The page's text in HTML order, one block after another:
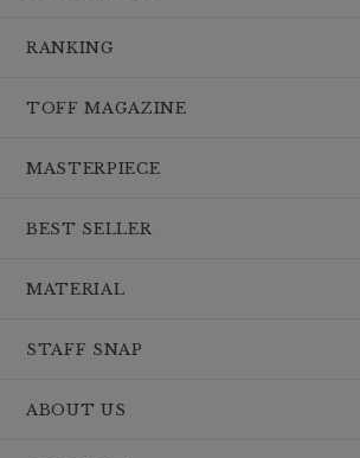
RANKING
TOFF MAGAZINE
MASTERPIECE
BEST SELLER
MATERIAL
STAFF SNAP
ABOUT US